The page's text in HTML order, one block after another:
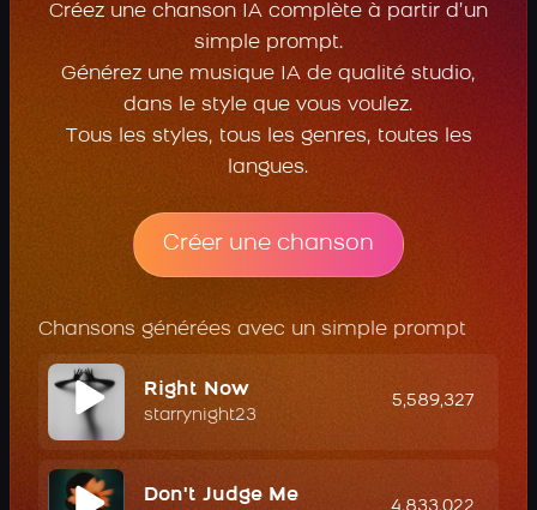
Créez une chanson IA complète à partir d’un
simple prompt.
Générez une musique IA de qualité studio,
dans le style que vous voulez.
Tous les styles, tous les genres, toutes les
langues.
Créer une chanson
Chansons générées avec un simple prompt
Right Now
starrynight23
5,589,327
Don't Judge Me